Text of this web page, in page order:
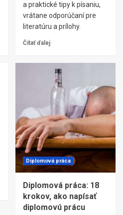
a praktické tipy k písaniu,
vrátane odporúčaní pre
literatúru a prílohy.
Čítať ďalej
Diplomová práca
Diplomová práca: 18
krokov, ako napísať
diplomovú prácu